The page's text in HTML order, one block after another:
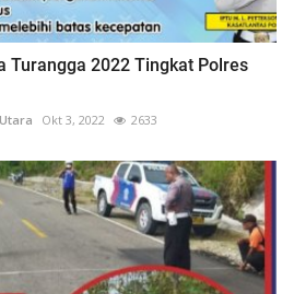
Turangga 2022 Tingkat Polres
Okt 3, 2022 2633